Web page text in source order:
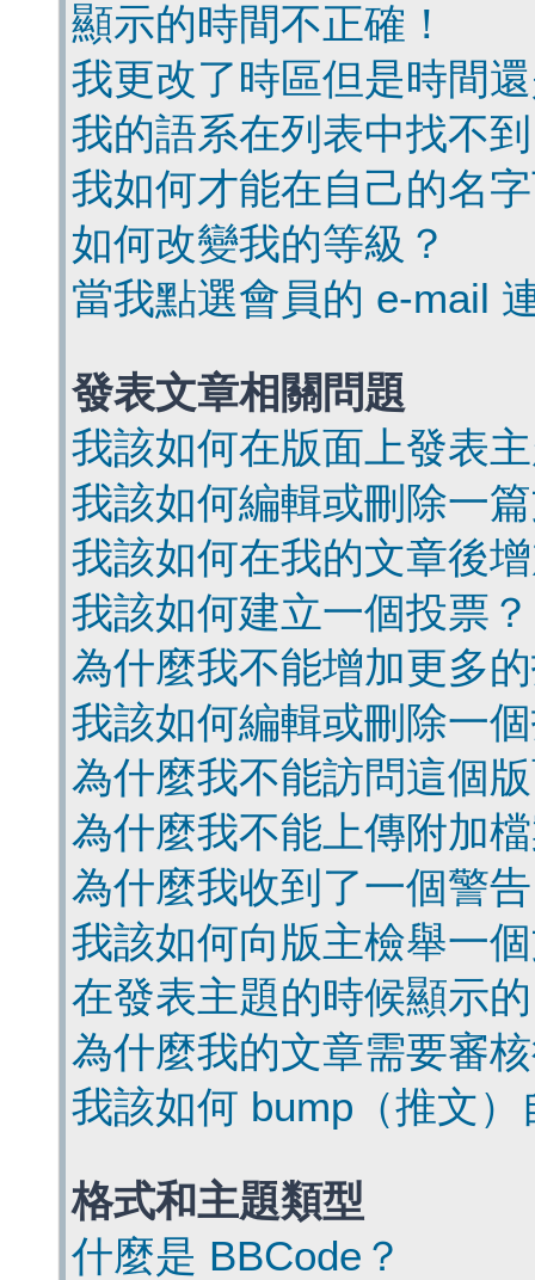
顯示的時間不正確！
我更改了時區但是時間
我的語系在列表中找不
我如何才能在自己的名
如何改變我的等級？
當我點選會員的 e-mail
發表文章相關問題
我該如何在版面上發表
我該如何編輯或刪除一
我該如何在我的文章後
我該如何建立一個投票？
為什麼我不能增加更多
我該如何編輯或刪除一
為什麼我不能訪問這個
為什麼我不能上傳附加
為什麼我收到了一個警
我該如何向版主檢舉一
在發表主題的時候顯示
為什麼我的文章需要審
我該如何 bump（推文
格式和主題類型
什麼是 BBCode？